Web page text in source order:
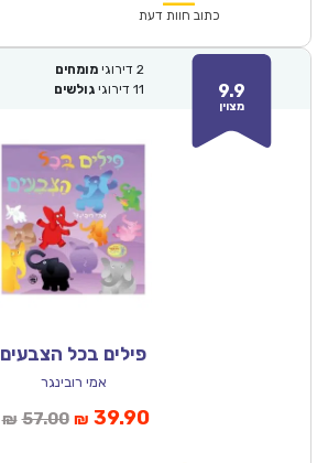
₪57.00.
כתוב חוות דעת
9.9
מצוין
2 דירוגי מומחים
11 דירוגי גולשים
פילים בכל הצבעים
אמי רובינגר
₪ 57.00המחיר
₪ 39.90המחיר